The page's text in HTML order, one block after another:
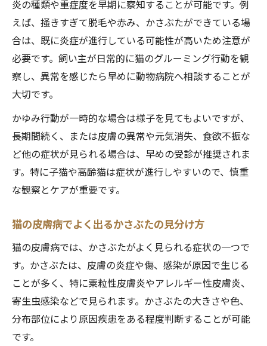
炎の種類や重症度を早期に察知することが可能です。例
えば、掻きすぎて脱毛や赤み、かさぶたができている場
合は、既に炎症が進行している可能性が高いため注意が
必要です。飼い主が日常的に猫のグルーミング行動を観
察し、異常を感じたら早めに動物病院へ相談することが
大切です。
かゆみ行動が一時的な場合は様子を見てもよいですが、
長期間続く、または皮膚の異常や元気消失、食欲不振な
ど他の症状が見られる場合は、早めの受診が推奨されま
す。特に子猫や高齢猫は症状が進行しやすいので、慎重
な観察とケアが重要です。
猫の皮膚病でよく出るかさぶたの見分け方
猫の皮膚病では、かさぶたがよく見られる症状の一つで
す。かさぶたは、皮膚の炎症や傷、感染が原因で生じる
ことが多く、特に粟粒性皮膚炎やアレルギー性皮膚炎、
寄生虫感染などで見られます。かさぶたの大きさや色、
分布部位により原因疾患をある程度判断することが可能
です。